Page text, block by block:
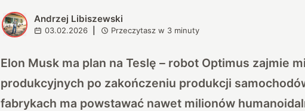
A Andrzej Libiszewski
03.02.2026 Przeczytasz w 3 minuty
Elon Musk ma plan na Teslę – robot Optimus zajmie
produkcyjnych po zakończeniu produkcji
fabrykach ma powstawać nawet milionów